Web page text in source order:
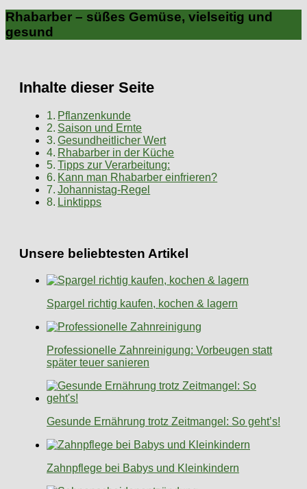
Rhabarber – süßes Gemüse, vielseitig und
gesund
Inhalte dieser Seite
Pflanzenkunde
Saison und Ernte
Gesundheitlicher Wert
Rhabarber in der Küche
Tipps zur Verarbeitung:
Kann man Rhabarber einfrieren?
Johannistag-Regel
Linktipps
Unsere beliebtesten Artikel
Spargel richtig kaufen, kochen & lagern
Professionelle Zahnreinigung: Vorbeugen statt
später teuer sanieren
Gesunde Ernährung trotz Zeitmangel: So geht’s!
Zahnpflege bei Babys und Kleinkindern